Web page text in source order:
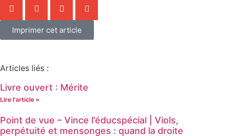
Imprimer cet article
Articles liés :
Livre ouvert : Mérite
Lire l'article »
Point de vue – Vince l’éducspécial | Viols,
perpétuité et mensonges : quand la droite